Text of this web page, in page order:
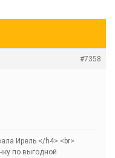
#7358
Ирель </h4>.<br>
по выгодной